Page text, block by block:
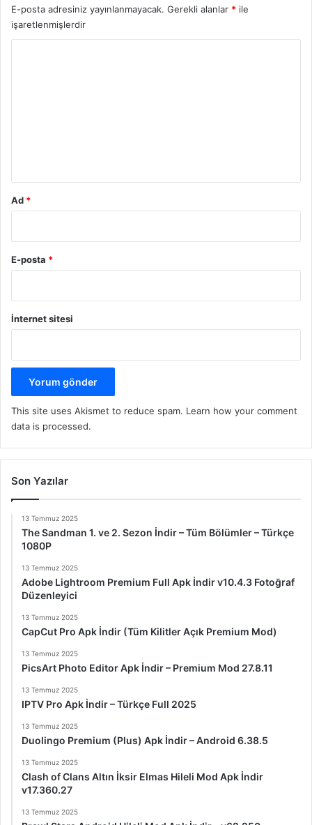
E-posta adresiniz yayınlanmayacak. Gerekli alanlar * ile
işaretlenmişlerdir
Ad *
E-posta *
İnternet sitesi
This site uses Akismet to reduce spam. Learn how your comment
data is processed.
Son Yazılar
13 Temmuz 2025
The Sandman 1. ve 2. Sezon İndir – Tüm Bölümler – Türkçe
1080P
13 Temmuz 2025
Adobe Lightroom Premium Full Apk İndir v10.4.3 Fotoğraf
Düzenleyici
13 Temmuz 2025
CapCut Pro Apk İndir (Tüm Kilitler Açık Premium Mod)
13 Temmuz 2025
PicsArt Photo Editor Apk İndir – Premium Mod 27.8.11
13 Temmuz 2025
IPTV Pro Apk İndir – Türkçe Full 2025
13 Temmuz 2025
Duolingo Premium (Plus) Apk İndir – Android 6.38.5
13 Temmuz 2025
Clash of Clans Altın İksir Elmas Hileli Mod Apk İndir
v17.360.27
13 Temmuz 2025